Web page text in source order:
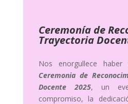
Ceremonía de
Trayectoria
Nos enorgullece
Ceremonia de
Docente 2025, un
compromiso, la